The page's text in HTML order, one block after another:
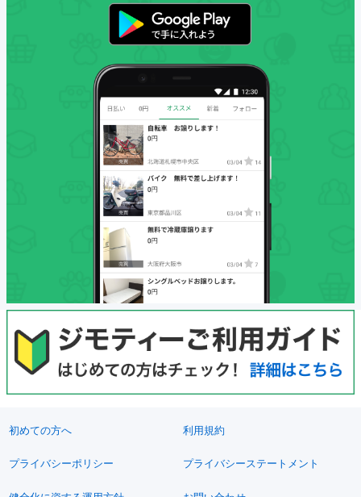
初めての方へ 利用規約
プライバシーポリシー プライバシーステートメント